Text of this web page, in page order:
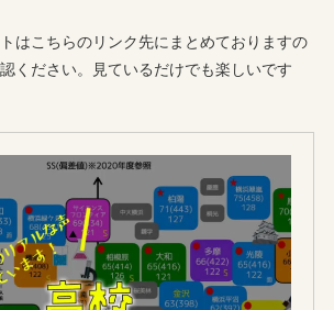
はこちらのリンク先にまとめておりますの
ください。見ているだけでも楽しいです